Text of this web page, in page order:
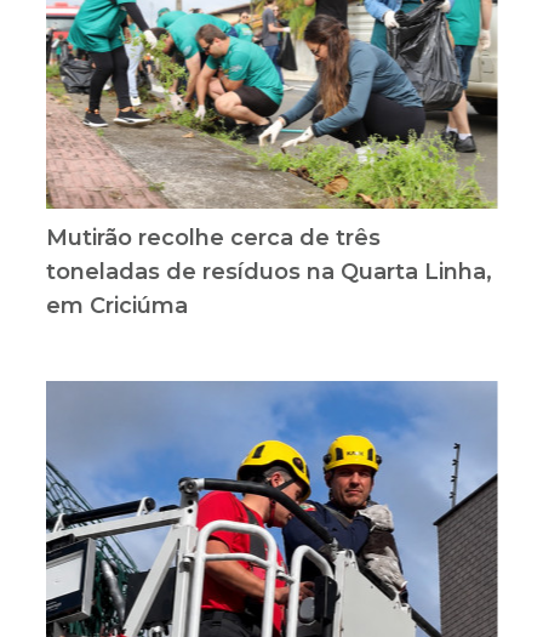
Mutirão recolhe cerca de três
toneladas de resíduos na Quarta Linha,
em Criciúma